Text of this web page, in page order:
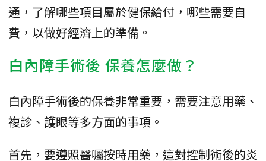
通，了解哪些項目屬於健保給付，哪些需要自
費，以做好經濟上的準備。
白內障手術後 保養怎麼做？
白內障手術後的保養非常重要，需要注意用藥、
複診、護眼等多方面的事項。
首先，要遵照醫囑按時用藥，這對控制術後的炎